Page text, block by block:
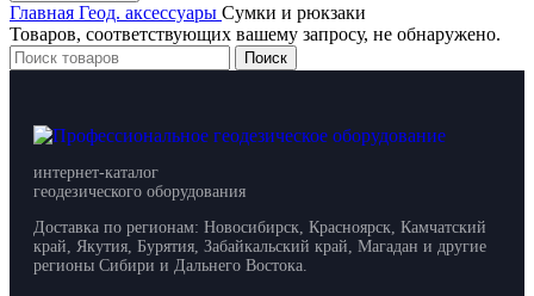
Главная Геод. аксессуары Сумки и рюкзаки
Товаров, соответствующих вашему запросу, не обнаружено.
Поиск
интернет-каталог
геодезического оборудования
Доставка по регионам: Новосибирск, Красноярск, Камчатский
край, Якутия, Бурятия, Забайкальский край, Магадан и другие
регионы Сибири и Дальнего Востока.